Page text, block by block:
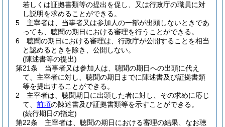
若しくは証拠書類等の提出を促し、又は行政庁の職員に対
し説明を求めることができる。
5
主宰者は、当事者又は参加人の一部が出頭しないときであ
っても、聴聞の期日における審理を行うことができる。
6
聴聞の期日における審理は、行政庁が公開することを相当
と認めるときを除き、公開しない。
(陳述書等の提出)
第21条
当事者又は参加人は、聴聞の期日への出頭に代え
て、主宰者に対し、聴聞の期日までに陳述書及び証拠書類
等を提出することができる。
2
主宰者は、聴聞期日に出頭した者に対し、その求めに応じ
て、 前項の陳述書及び証拠書類等を示すことができる。
(続行期日の指定)
第22条
主宰者は、聴聞の期日における審理の結果、なお聴